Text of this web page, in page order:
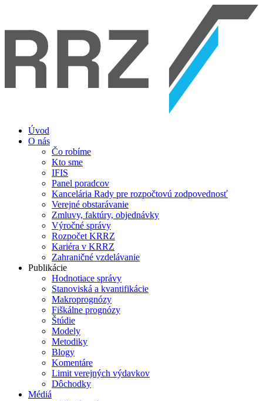
Úvod
O nás
Čo robíme
Kto sme
IFIS
Panel poradcov
Kancelária Rady pre rozpočtovú zodpovednosť
Verejné obstarávanie
Zmluvy, faktúry, objednávky
Výročné správy
Rozpočet KRRZ
Kariéra v KRRZ
Zahraničné vzdelávanie
Publikácie
Hodnotiace správy
Stanoviská a kvantifikácie
Makroprognózy
Fiškálne prognózy
Štúdie
Modely
Metodiky
Blogy
Komentáre
Limit verejných výdavkov
Dôchodky
Médiá